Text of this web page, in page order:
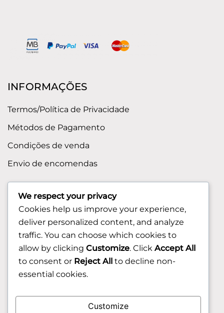
INFORMAÇÕES
Termos/Política de Privacidade
Métodos de Pagamento
Condições de venda
Envio de encomendas
Contactos
FAQ (Perguntas Frequentes)
CLIENTE
Área do Cliente
We respect your privacy
Cookies help us improve your experience,
deliver personalized content, and analyze
traffic. You can choose which cookies to
allow by clicking Customize. Click Accept All
to consent or Reject All to decline non-
essential cookies.
Customize